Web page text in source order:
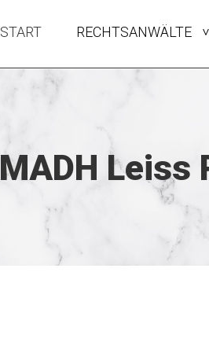
START RECHTSANWÄLTE
MADH Leiss